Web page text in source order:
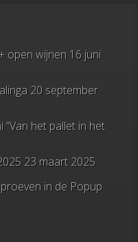
open wijnen 16 juni
20 september
“Van het pallet in het
23 maart 2025
in de Popup